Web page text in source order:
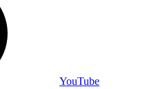
YouTube